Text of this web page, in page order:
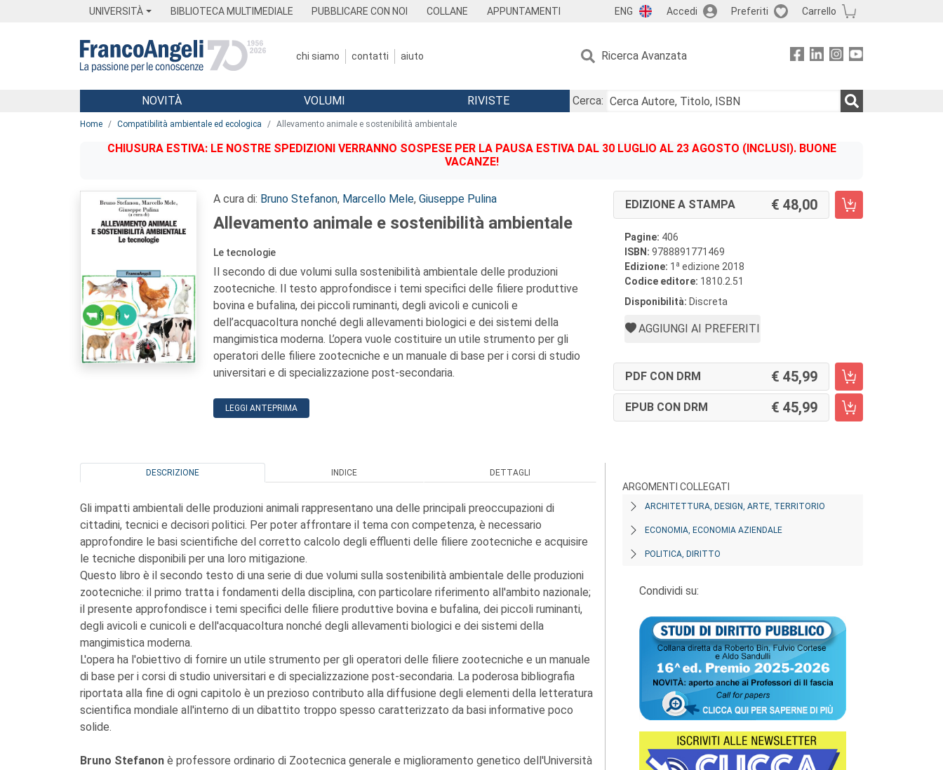
UNIVERSITÀ BIBLIOTECA MULTIMEDIALE PUBBLICARE CON NOI COLLANE APPUNTAMENTI ENG Accedi Preferiti Carrello
chi siamo contatti aiuto Ricerca Avanzata
Menu
NOVITÀ VOLUMI RIVISTE
Cerca:
Home Compatibilità ambientale ed ecologica Allevamento animale e sostenibilità ambientale
CHIUSURA ESTIVA: LE NOSTRE SPEDIZIONI VERRANNO SOSPESE PER LA PAUSA ESTIVA DAL 30 LUGLIO AL 23 AGOSTO (INCLUSI). BUONE
VACANZE!
A cura di: Bruno Stefanon, Marcello Mele, Giuseppe Pulina
Allevamento animale e sostenibilità ambientale
Le tecnologie
Il secondo di due volumi sulla sostenibilità ambientale delle produzioni
zootecniche. Il testo approfondisce i temi speciﬁci delle ﬁliere produttive
bovina e bufalina, dei piccoli ruminanti, degli avicoli e cunicoli e
dell’acquacoltura nonché degli allevamenti biologici e dei sistemi della
mangimistica moderna. L’opera vuole costituire un utile strumento per gli
operatori delle ﬁliere zootecniche e un manuale di base per i corsi di studio
universitari e di specializzazione post-secondaria.
LEGGI ANTEPRIMA
EDIZIONE A STAMPA 48,00
Pagine: 406
ISBN: 9788891771469
Edizione: 1 a edizione 2018
Codice editore: 1810.2.51
Disponibilità: Discreta
AGGIUNGI AI PREFERITI
PDF CON DRM 45,99
EPUB CON DRM 45,99
DESCRIZIONE INDICE DETTAGLI
Gli impatti ambientali delle produzioni animali rappresentano una delle principali preoccupazioni di
cittadini, tecnici e decisori politici. Per poter affrontare il tema con competenza, è necessario
approfondire le basi scientifiche del corretto calcolo degli effluenti delle filiere zootecniche e acquisire
le tecniche disponibili per una loro mitigazione.
Questo libro è il secondo testo di una serie di due volumi sulla sostenibilità ambientale delle produzioni
zootecniche: il primo tratta i fondamenti della disciplina, con particolare riferimento all'ambito nazionale;
il presente approfondisce i temi specifici delle filiere produttive bovina e bufalina, dei piccoli ruminanti,
degli avicoli e cunicoli e dell'acquacoltura nonché degli allevamenti biologici e dei sistemi della
mangimistica moderna.
L'opera ha l'obiettivo di fornire un utile strumento per gli operatori delle filiere zootecniche e un manuale
di base per i corsi di studio universitari e di specializzazione post-secondaria. La poderosa bibliografia
riportata alla fine di ogni capitolo è un prezioso contributo alla diffusione degli elementi della letteratura
scientifica mondiale all'interno di un dibattito troppo spesso caratterizzato da basi informative poco
solide.
Bruno Stefanon è professore ordinario di Zootecnica generale e miglioramento genetico dell'Università
ARGOMENTI COLLEGATI
ARCHITETTURA, DESIGN, ARTE, TERRITORIO
ECONOMIA, ECONOMIA AZIENDALE
POLITICA, DIRITTO
Condividi su: